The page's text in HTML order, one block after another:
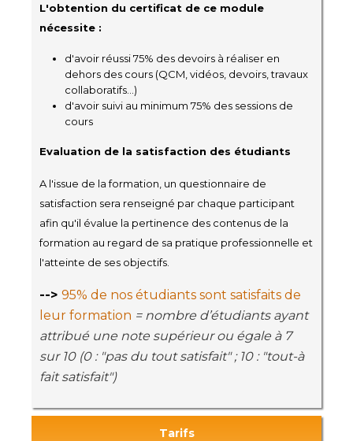
L'obtention du certificat de ce module
nécessite :
d'avoir réussi 75% des devoirs à réaliser en
dehors des cours (QCM, vidéos, devoirs, travaux
collaboratifs...)
d'avoir suivi au minimum 75% des sessions de
cours
Evaluation de la satisfaction des étudiants
A l'issue de la formation, un questionnaire de
satisfaction sera renseigné par chaque participant
afin qu'il évalue la pertinence des contenus de la
formation au regard de sa pratique professionnelle et
l'atteinte de ses objectifs.
--> 95% de nos étudiants sont satisfaits de
leur formation = nombre d’étudiants ayant
attribué une note supérieur ou égale à 7
sur 10 (0 : "pas du tout satisfait" ; 10 : "tout-à
fait satisfait")
Tarifs